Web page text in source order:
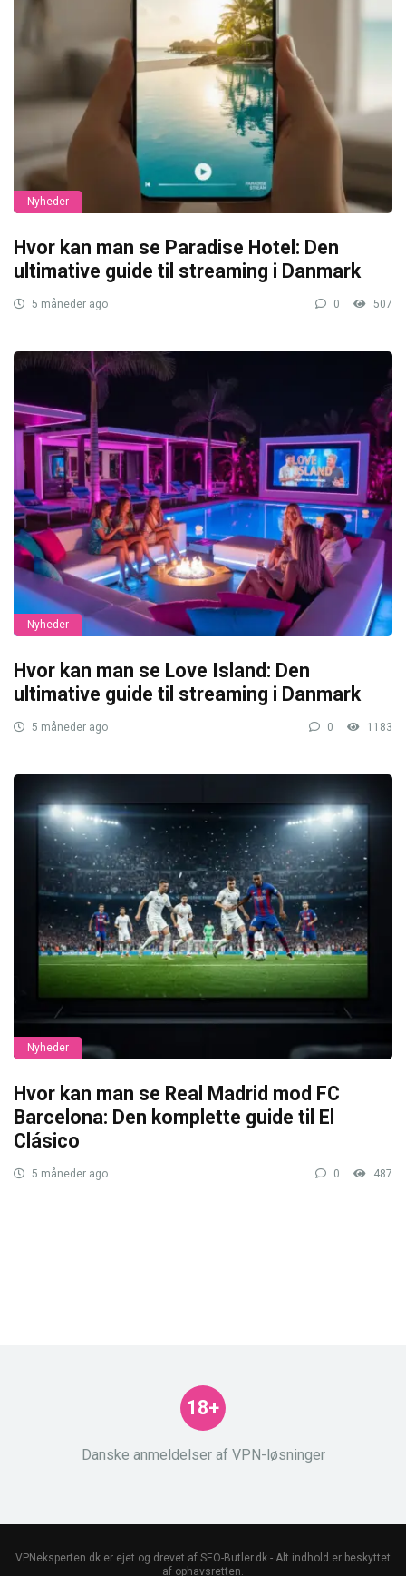
Nyheder
Hvor kan man se Paradise Hotel: Den
ultimative guide til streaming i Danmark
5 måneder ago 0 507
Nyheder
Hvor kan man se Love Island: Den
ultimative guide til streaming i Danmark
5 måneder ago 0 1183
Nyheder
Hvor kan man se Real Madrid mod FC
Barcelona: Den komplette guide til El
Clásico
5 måneder ago 0 487
Danske anmeldelser af VPN-løsninger
18+
VPNeksperten.dk er ejet og drevet af SEO-Butler.dk - Alt indhold er beskyttet
af ophavsretten.